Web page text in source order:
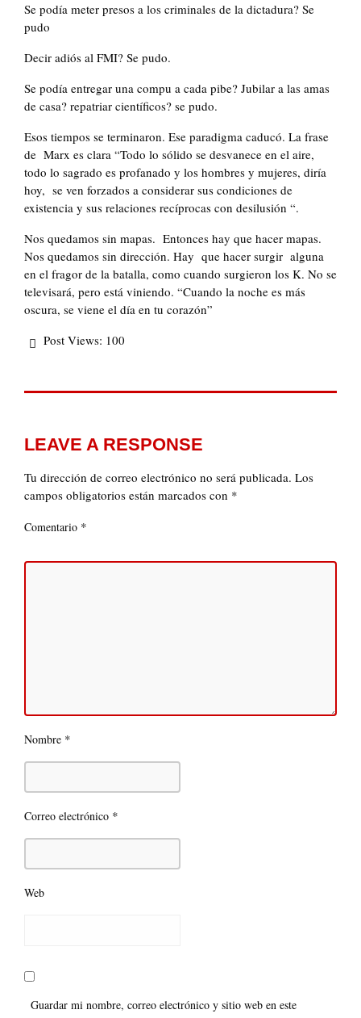
Se podía meter presos a los criminales de la dictadura? Se
pudo
Decir adiós al FMI? Se pudo.
Se podía entregar una compu a cada pibe? Jubilar a las amas
de casa? repatriar científicos? se pudo.
Esos tiempos se terminaron. Ese paradigma caducó. La frase
de Marx es clara “Todo lo sólido se desvanece en el aire,
todo lo sagrado es profanado y los hombres y mujeres, diría
hoy, se ven forzados a considerar sus condiciones de
existencia y sus relaciones recíprocas con desilusión “.
Nos quedamos sin mapas. Entonces hay que hacer mapas.
Nos quedamos sin dirección. Hay que hacer surgir alguna
en el fragor de la batalla, como cuando surgieron los K. No se
televisará, pero está viniendo. “Cuando la noche es más
oscura, se viene el día en tu corazón”
Post Views: 100
LEAVE A RESPONSE
Tu dirección de correo electrónico no será publicada. Los
campos obligatorios están marcados con *
Comentario *
Nombre *
Correo electrónico *
Web
Guardar mi nombre, correo electrónico y sitio web en este